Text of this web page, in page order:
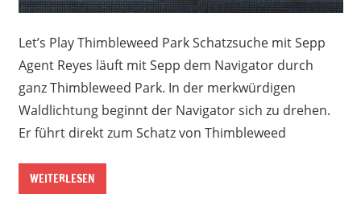
Let’s Play Thimbleweed Park Schatzsuche mit Sepp
Agent Reyes läuft mit Sepp dem Navigator durch
ganz Thimbleweed Park. In der merkwürdigen
Waldlichtung beginnt der Navigator sich zu drehen.
Er führt direkt zum Schatz von Thimbleweed
WEITERLESEN